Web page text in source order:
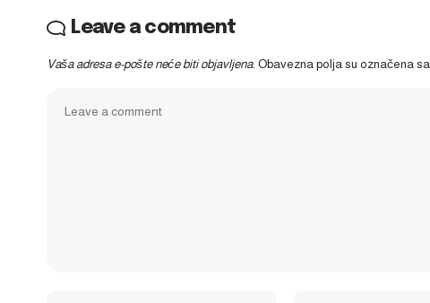
Leave a comment
Vaša adresa e-pošte neće biti objavljena. Obavezna polja su označena sa